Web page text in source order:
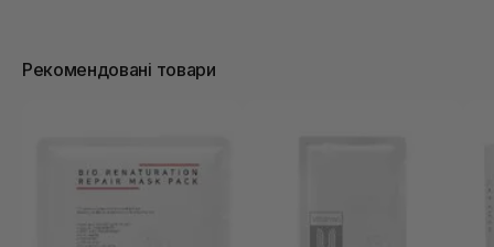
Рекомендовані товари